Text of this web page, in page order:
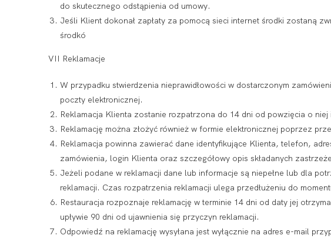
do skutecznego odstąpienia od umowy.
Jeśli Klient dokonał zapłaty za pomocą sieci internet środki zostaną
środkó
VII Reklamacje
W przypadku stwierdzenia nieprawidłowości w dostarczonym
poczty elektronicznej.
Reklamacja Klienta zostanie rozpatrzona do 14 dni od powzięcia o
Reklamację można złożyć również w formie elektronicznej poprzez
Reklamacja powinna zawierać dane identyfikujące Klienta, telefon,
zamówienia, login Klienta oraz szczegółowy opis składanych
Jeżeli podane w reklamacji dane lub informacje są niepełne lub dla
reklamacji. Czas rozpatrzenia reklamacji ulega przedłużeniu do
Restauracja rozpoznaje reklamację w terminie 14 dni od daty jej
upływie 90 dni od ujawnienia się przyczyn reklamacji.
Odpowiedź na reklamację wysyłana jest wyłącznie na adres e-mail